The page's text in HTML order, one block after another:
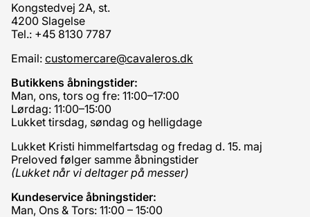
Kongstedvej 2A, st.
4200 Slagelse
Tel.: +45 8130 7787
Email: customercare@cavaleros.dk
Butikkens åbningstider:
Man, ons, tors og fre: 11:00–17:00
Lørdag: 11:00–15:00
Lukket tirsdag, søndag og helligdage
Lukket Kristi himmelfartsdag og fredag d. 15. maj
Preloved følger samme åbningstider
(Lukket når vi deltager på messer)
Kundeservice åbningstider:
Man, Ons & Tors: 11:00 – 15:00